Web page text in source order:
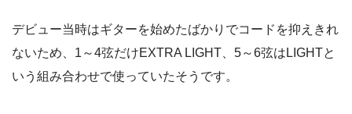
デビュー当時はギターを始めたばかりでコードを抑えきれ
ないため、1～4弦だけEXTRA LIGHT、5～6弦はLIGHTと
いう組み合わせで使っていたそうです。